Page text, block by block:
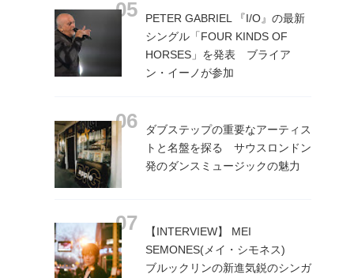
PETER GABRIEL 『I/O』の最新
シングル「FOUR KINDS OF
HORSES」を発表 ブライア
ン・イーノが参加
ダブステップの重要なアーティス
トと名盤を探る サウスロンドン
発のダンスミュージックの魅力
【INTERVIEW】 MEI
SEMONES(メイ・シモネス)
ブルックリンの新進気鋭のシンガ